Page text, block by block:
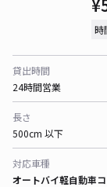
時
貸出時間
24時間営業
長さ
500cm 以下
対応車種
オートバイ軽自動車